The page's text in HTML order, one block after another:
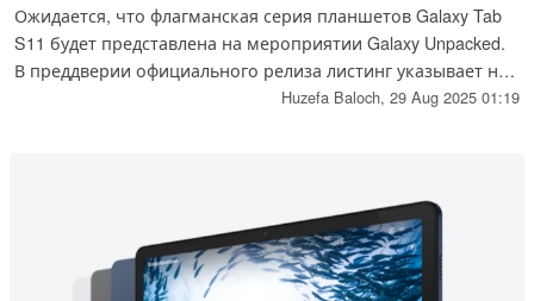
Ожидается, что флагманская серия планшетов Galaxy Tab
S11 будет представлена на мероприятии Galaxy Unpacked.
В преддверии официального релиза листинг указывает на
возможность появления Tab S11 Enterprise Edition наряду
Huzefa Baloch, 29 Aug 2025 01:19